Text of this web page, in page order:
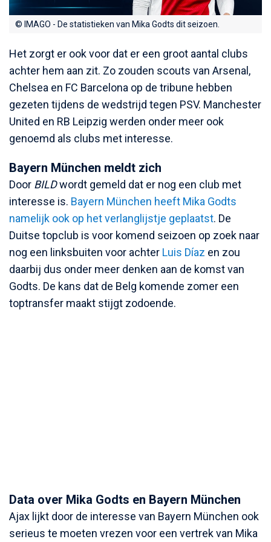
© IMAGO - De statistieken van Mika Godts dit seizoen.
Het zorgt er ook voor dat er een groot aantal clubs
achter hem aan zit. Zo zouden scouts van Arsenal,
Chelsea en FC Barcelona op de tribune hebben
gezeten tijdens de wedstrijd tegen PSV. Manchester
United en RB Leipzig werden onder meer ook
genoemd als clubs met interesse.
Bayern München meldt zich
Door BILDwordt gemeld dat er nog een club met
interesse is. Bayern München heeft Mika Godts
namelijk ook op het verlanglijstje geplaatst. De
Duitse topclub is voor komend seizoen op zoek naar
nog een linksbuiten voor achter Luis Díaz en zou
daarbij dus onder meer denken aan de komst van
Godts. De kans dat de Belg komende zomer een
toptransfer maakt stijgt zodoende.
Data over Mika Godts en Bayern München
Ajax lijkt door de interesse van Bayern München ook
serieus te moeten vrezen voor een vertrek van Mika